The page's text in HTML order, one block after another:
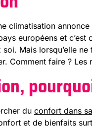
climatisation
européens et c’est
Mais lorsqu’elle
Comment faire ? Les
du confort dans
et de bienfaits